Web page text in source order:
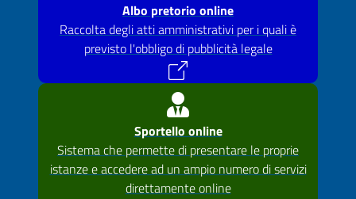
Albo pretorio online
Raccolta degli atti amministrativi per i quali è
previsto l'obbligo di pubblicità legale
Sportello online
Sistema che permette di presentare le proprie
istanze e accedere ad un ampio numero di servizi
direttamente online